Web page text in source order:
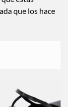
esa punta
modelos en
engaña a
que los hace